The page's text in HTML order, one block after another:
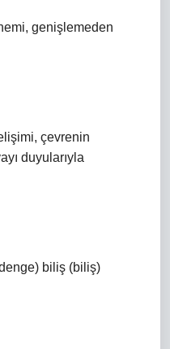
genişlemeden
çevrenin
duyularıyla
biliş (biliş)